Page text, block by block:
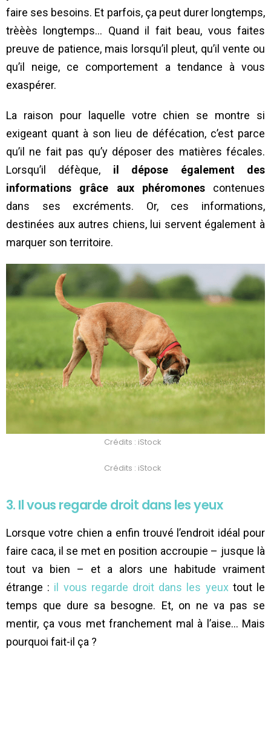
faire ses besoins. Et parfois, ça peut durer longtemps,
trèèès longtemps… Quand il fait beau, vous faites
preuve de patience, mais lorsqu’il pleut, qu’il vente ou
qu’il neige, ce comportement a tendance à vous
exaspérer.
La raison pour laquelle votre chien se montre si
exigeant quant à son lieu de défécation, c’est parce
qu’il ne fait pas qu’y déposer des matières fécales.
Lorsqu’il défèque, il dépose également des
informations grâce aux phéromonescontenues
dans ses excréments. Or, ces informations,
destinées aux autres chiens, lui servent également à
marquer son territoire.
Crédits : iStock
Crédits : iStock
3. Il vous regarde droit dans les yeux
Lorsque votre chien a enfin trouvé l’endroit idéal pour
faire caca, il se met en position accroupie – jusque là
tout va bien – et a alors une habitude vraiment
étrange : il vous regarde droit dans les yeuxtout le
temps que dure sa besogne. Et, on ne va pas se
mentir, ça vous met franchement mal à l’aise… Mais
pourquoi fait-il ça ?